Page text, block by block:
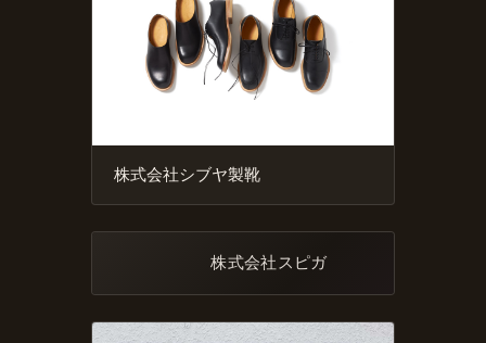
株式会社シブヤ製靴
株式会社スピガ